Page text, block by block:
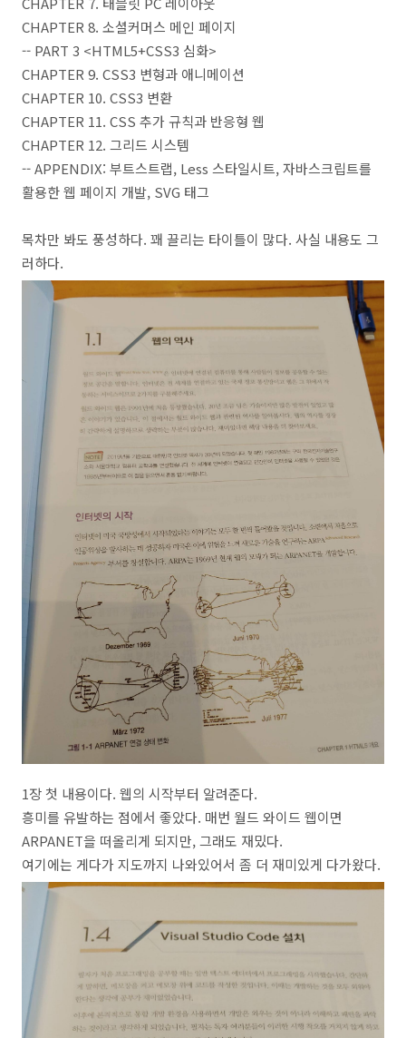
CHAPTER 8. 소셜커머스 메인 페이지
-- PART 3 <HTML5+CSS3 심화>
CHAPTER 9. CSS3 변형과 애니메이션
CHAPTER 10. CSS3 변환
CHAPTER 11. CSS 추가 규칙과 반응형 웹
CHAPTER 12. 그리드 시스템
-- APPENDIX: 부트스트랩, Less 스타일시트, 자바스크립트를
활용한 웹 페이지 개발, SVG 태그
목차만 봐도 풍성하다. 꽤 끌리는 타이틀이 많다. 사실 내용도 그
러하다.
1장 첫 내용이다. 웹의 시작부터 알려준다.
흥미를 유발하는 점에서 좋았다. 매번 월드 와이드 웹이면
ARPANET을 떠올리게 되지만, 그래도 재밌다.
여기에는 게다가 지도까지 나와있어서 좀 더 재미있게 다가왔다.